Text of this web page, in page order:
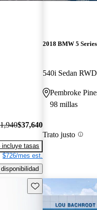
$37,640
incluye tasas
$726/mes est.
2018 BMW 5 Series
540i Sedan RWD
Pembroke
98 millas
Trato justo
Guarda este Aviso